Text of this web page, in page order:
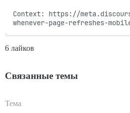
Context: https://
whenever-page-refreshes-
6 лайков
Связанные темы
Тема